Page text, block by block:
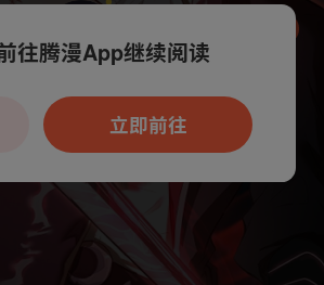
支持App阅读，可打开App新用
户7天免费看
往腾漫App继续阅读
立即前往